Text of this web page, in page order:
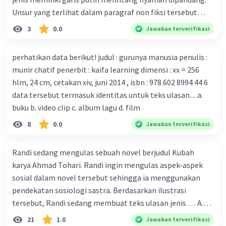
mengembangkan virus Corona versi laboratorium dari
tubuh pasien yang terinfeksi untuk uji coba. Tanggapan
yang sesuai dengan berita tersebut adalah ... A.
serangan virus Corona dengan menemukan vaksin virus
tersebut. B. Para ilmuan perlu segera mempelajari virus
corona yang menjadi masalah besar bagi kesehatan dunia
karena persebarannya sangat cepat. C. Masyarakat perlu
mawas diri dan menjaga kesehatan dalam menghadapi
serangan virus corona yang mulai menyebar di Indonesia,
D. Virus corona menjadi masalah besar bagi kesehatan
Unsur yang terlihat dalam paragraf non fiksi tersebut
adalah... A. cara menyajikan isi buku B. bahasa yang
digunakan C. tokoh dan penokohan D. penyajian alur cerita
3 0.0 Jawaban terverifikasi
perhatikan data berikut! judul : gurunya manusia penulis :
munir chatif penerbit : kaifa learning dimensi : xx = 256
hlm, 24 cm, cetakan xiv, juni 2014 , isbn : 978 602 8994 44 6
data tersebut termasuk identitas untuk teks ulasan.... a.
buku b. video clip c. album lagu d. film
8 0.0 Jawaban terverifikasi
Randi sedang mengulas sebuah novel berjudul Kubah
karya Ahmad Tohari. Randi ingin mengulas aspek-aspek
sosial dalam novel tersebut sehingga ia menggunakan
pendekatan sosiologi sastra. Berdasarkan ilustrasi
tersebut, Randi sedang membuat teks ulasan jenis … A.
deskriptif B. objektif C. informatif D. kritis
21 1.0 Jawaban terverifikasi